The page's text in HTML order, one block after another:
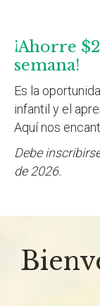
¡Ahorre
semana!
Es la
infantil y el
Aquí nos
Debe
de 2026.